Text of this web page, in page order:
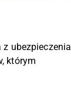
ubezpieczenia
którym